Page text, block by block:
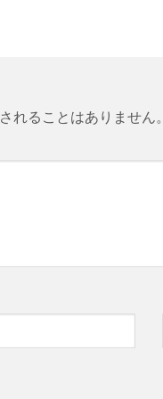
れることはありません。